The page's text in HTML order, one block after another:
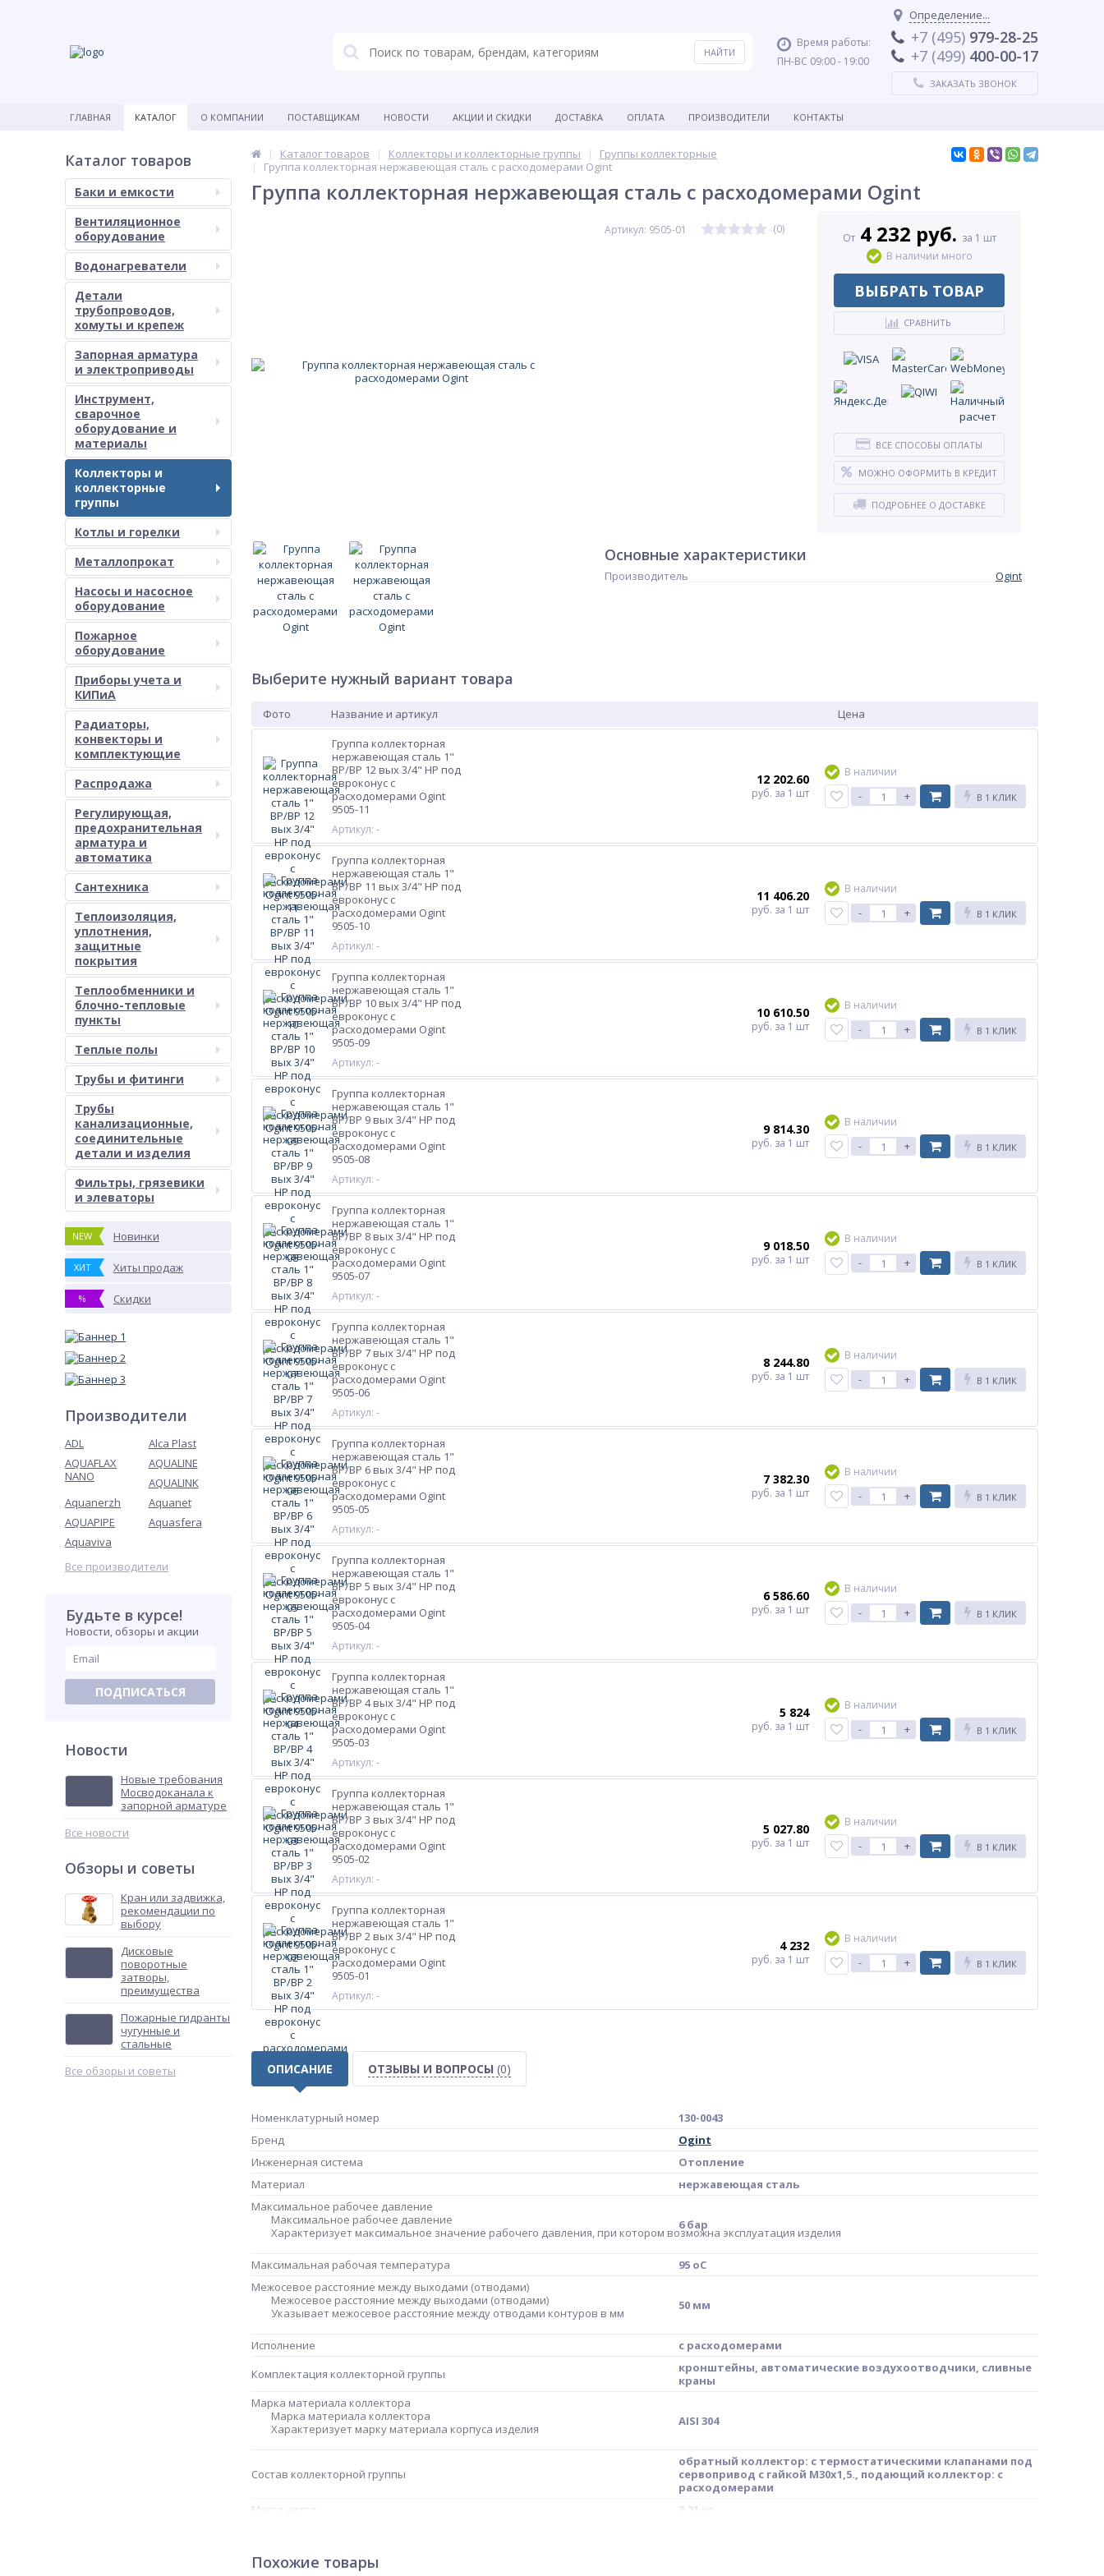
Время работы:
ПН-ВС 09:00 - 19:00
Определение...
+7 (495) 979-28-25
+7 (499) 400-00-17
ЗАКАЗАТЬ ЗВОНОК
ГЛАВНАЯ КАТАЛОГ О КОМПАНИИ ПОСТАВЩИКАМ НОВОСТИ АКЦИИ И СКИДКИ ДОСТАВКА ОПЛАТА ПРОИЗВОДИТЕЛИ КОНТАКТЫ
Каталог товаров
Баки и емкости
Вентиляционное
оборудование
Водонагреватели
Детали
трубопроводов,
хомуты и крепеж
Запорная арматура
и электроприводы
Инструмент,
сварочное
оборудование и
материалы
Коллекторы и
коллекторные
группы
Котлы и горелки
Металлопрокат
Насосы и насосное
оборудование
Пожарное
оборудование
Приборы учета и
КИПиА
Радиаторы,
конвекторы и
комплектующие
Распродажа
Регулирующая,
предохранительная
арматура и
автоматика
Сантехника
Теплоизоляция,
уплотнения,
защитные
покрытия
Теплообменники и
блочно-тепловые
пункты
Теплые полы
Трубы и фитинги
Трубы
канализационные,
соединительные
детали и изделия
Фильтры, грязевики
и элеваторы
NEW Новинки
ХИТ Хиты продаж
% Скидки
Производители
ADL
Alca Plast
AQUAFLAX
NANO
AQUALINE
AQUALINK
Aquanerzh
Aquanet
AQUAPIPE
Aquasfera
Aquaviva
Все производители
Будьте в курсе!
Новости, обзоры и акции
ПОДПИСАТЬСЯ
Новости
Новые требования
Мосводоканала к
запорной арматуре
Все новости
Обзоры и советы
Кран или задвижка,
рекомендации по
выбору
Дисковые
поворотные
затворы,
преимущества
Пожарные гидранты
чугунные и
стальные
Все обзоры и советы
Каталог товаров Коллекторы и коллекторные группы
Группы коллекторные
Группа коллекторная нержавеющая сталь с расходомерами Ogint
Группа коллекторная нержавеющая сталь с расходомерами Ogint
Артикул: 9505-01 (0)
От4 232 руб. за 1 шт
В наличии много
ВЫБРАТЬ ТОВАР
СРАВНИТЬ
ВСЕ СПОСОБЫ ОПЛАТЫ
МОЖНО ОФОРМИТЬ В КРЕДИТ
ПОДРОБНЕЕ О ДОСТАВКЕ
Основные характеристики
Производитель Ogint
Выберите нужный вариант товара
Фото Название и артикул
Цена
Группа коллекторная
нержавеющая сталь 1"
ВР/ВР 12 вых 3/4" НР под
евроконус с
расходомерами Ogint
9505-11
Артикул: -
12 202.60
руб. за 1 шт
В наличии
- + В 1 КЛИК
Группа коллекторная
нержавеющая сталь 1"
ВР/ВР 11 вых 3/4" НР под
евроконус с
расходомерами Ogint
9505-10
Артикул: -
11 406.20
руб. за 1 шт
В наличии
- + В 1 КЛИК
Группа коллекторная
нержавеющая сталь 1"
ВР/ВР 10 вых 3/4" НР под
евроконус с
расходомерами Ogint
9505-09
Артикул: -
10 610.50
руб. за 1 шт
В наличии
- + В 1 КЛИК
Группа коллекторная
нержавеющая сталь 1"
ВР/ВР 9 вых 3/4" НР под
евроконус с
расходомерами Ogint
9505-08
Артикул: -
9 814.30
руб. за 1 шт
В наличии
- + В 1 КЛИК
Группа коллекторная
нержавеющая сталь 1"
ВР/ВР 8 вых 3/4" НР под
евроконус с
расходомерами Ogint
9505-07
Артикул: -
9 018.50
руб. за 1 шт
В наличии
- + В 1 КЛИК
Группа коллекторная
нержавеющая сталь 1"
ВР/ВР 7 вых 3/4" НР под
евроконус с
расходомерами Ogint
9505-06
Артикул: -
8 244.80
руб. за 1 шт
В наличии
- + В 1 КЛИК
Группа коллекторная
нержавеющая сталь 1"
ВР/ВР 6 вых 3/4" НР под
евроконус с
расходомерами Ogint
9505-05
Артикул: -
7 382.30
руб. за 1 шт
В наличии
- + В 1 КЛИК
Группа коллекторная
нержавеющая сталь 1"
ВР/ВР 5 вых 3/4" НР под
евроконус с
расходомерами Ogint
9505-04
Артикул: -
6 586.60
руб. за 1 шт
В наличии
- + В 1 КЛИК
Группа коллекторная
нержавеющая сталь 1"
ВР/ВР 4 вых 3/4" НР под
евроконус с
расходомерами Ogint
9505-03
Артикул: -
5 824
руб. за 1 шт
В наличии
- + В 1 КЛИК
Группа коллекторная
нержавеющая сталь 1"
ВР/ВР 3 вых 3/4" НР под
евроконус с
расходомерами Ogint
9505-02
Артикул: -
5 027.80
руб. за 1 шт
В наличии
- + В 1 КЛИК
Группа коллекторная
нержавеющая сталь 1"
ВР/ВР 2 вых 3/4" НР под
евроконус с
расходомерами Ogint
9505-01
Артикул: -
4 232
руб. за 1 шт
В наличии
- + В 1 КЛИК
ОПИСАНИЕ ОТЗЫВЫ И ВОПРОСЫ (0)
Номенклатурный номер
130-0043
Бренд
Ogint
Инженерная система
Отопление
Материал
нержавеющая сталь
Максимальное рабочее давление
Максимальное рабочее давление
Характеризует максимальное значение рабочего давления, при котором возможна эксплуатация изделия
6 бар
Максимальная рабочая температура
95 оС
Межосевое расстояние между выходами (отводами)
Межосевое расстояние между выходами (отводами)
Указывает межосевое расстояние между отводами контуров в мм
50 мм
Исполнение
с расходомерами
Комплектация коллекторной группы
кронштейны, автоматические воздухоотводчики, сливные
краны
Марка материала коллектора
Марка материала коллектора
Характеризует марку материала корпуса изделия
AISI 304
Состав коллекторной группы
обратный коллектор: с термостатическими клапанами под
сервопривод с гайкой М30х1,5., подающий коллектор: с
расходомерами
Масса нетто
2.21 кг
Штрих-код на одну ТМЦ
Похожие товары